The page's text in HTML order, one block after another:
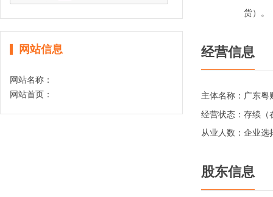
网站信息
网站名称：
网站首页：
货）。
经营信息
主体名称： 广东粤
经营状态： 存续（
从业人数： 企业选
股东信息